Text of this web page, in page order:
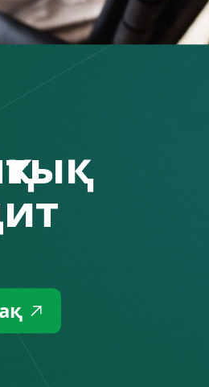
алаяқтықтың сан алуан
ҚР Қаржы нарығын
жекелеген түрлерін
– клиент) кредиттік ұйымның
ие болған жағдайда,
жоспарланып отырған онлайн-
алады. Егер клиент
шықса, ол Клиентке ескерту